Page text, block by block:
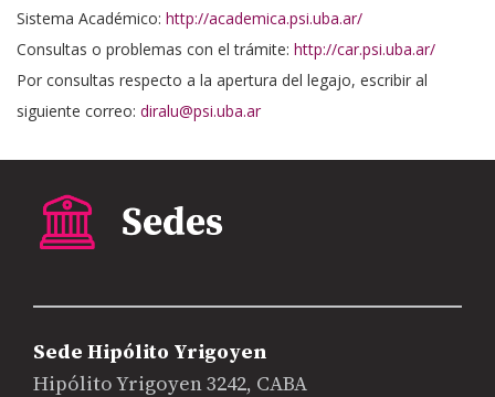
Sistema Académico: http://academica.psi.uba.ar/
Consultas o problemas con el trámite: http://car.psi.uba.ar/
Por consultas respecto a la apertura del legajo, escribir al
siguiente correo: diralu@psi.uba.ar
Sede Hipólito Yrigoyen
Hipólito Yrigoyen 3242, CABA